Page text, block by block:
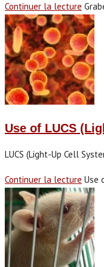
Continuer la lecture
Use of LUCS
LUCS (Light-Up Cell
Continuer la lecture Use